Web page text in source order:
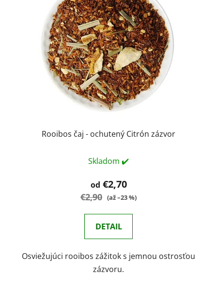
Rooibos čaj - ochutený Citrón zázvor
Skladom ✔️
od €2,70
€2,90 (až –23 %)
DETAIL
Osviežujúci rooibos zážitok s jemnou ostrosťou
zázvoru.